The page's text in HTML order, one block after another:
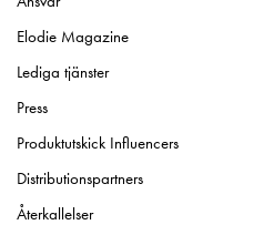
Elodie Magazine
Lediga tjänster
Press
Produktutskick Influencers
Distributionspartners
Återkallelser